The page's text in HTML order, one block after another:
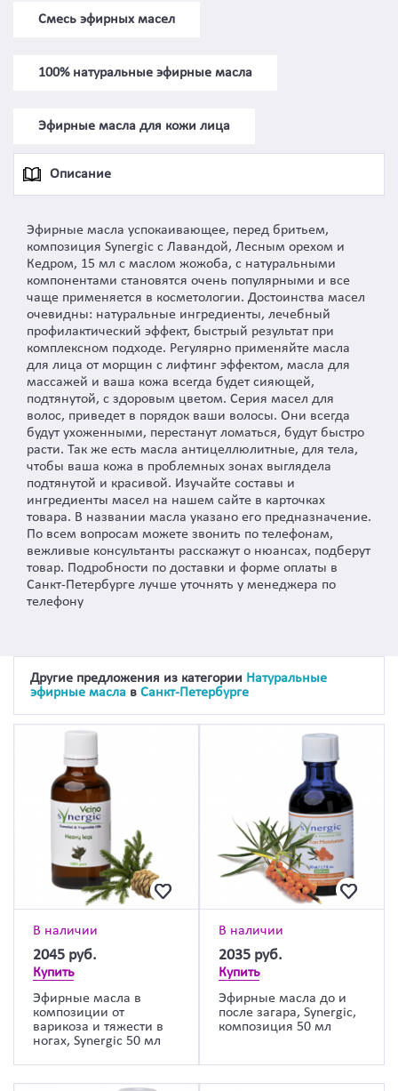
Смесь эфирных масел
100% натуральные эфирные масла
Эфирные масла для кожи лица
Описание
Эфирные масла успокаивающее, перед бритьем,
композиция Synergic с Лавандой, Лесным орехом и
Кедром, 15 мл с маслом жожоба, с натуральными
компонентами становятся очень популярными и все
чаще применяется в косметологии. Достоинства масел
очевидны: натуральные ингредиенты, лечебный
профилактический эффект, быстрый результат при
комплексном подходе. Регулярно применяйте масла
для лица от морщин с лифтинг эффектом, масла для
массажей и ваша кожа всегда будет сияющей,
подтянутой, с здоровым цветом. Серия масел для
волос, приведет в порядок ваши волосы. Они всегда
будут ухоженными, перестанут ломаться, будут быстро
расти. Так же есть масла антицеллюлитные, для тела,
чтобы ваша кожа в проблемных зонах выглядела
подтянутой и красивой. Изучайте составы и
ингредиенты масел на нашем сайте в карточках
товара. В названии масла указано его предназначение.
По всем вопросам можете звонить по телефонам,
вежливые консультанты расскажут о нюансах, подберут
товар. Подробности по доставки и форме оплаты в
Санкт-Петербурге лучше уточнять у менеджера по
телефону
Другие предложения из категории Натуральные
эфирные масла в Санкт-Петербурге
В наличии
2045 руб.
Купить
Эфирные масла в
композиции от
варикоза и тяжести в
ногах, Synergic 50 мл
В наличии
2035 руб.
Купить
Эфирные масла до и
после загара, Synergic,
композиция 50 мл